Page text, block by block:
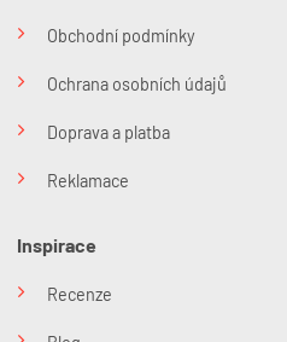
Obchodní podmínky
Ochrana osobních údajů
Doprava a platba
Reklamace
Inspirace
Recenze